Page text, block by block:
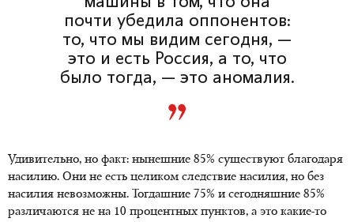
почти убедила оппонентов:
то, что мы видим сегодня, —
это и есть Россия, а то, что
было тогда, — это аномалия.
Удивительно, но факт: нынешние 85% существуют благодаря
насилию. Они не есть целиком следствие насилия, но без
насилия невозможны. Тогдашние 75% и сегодняшние 85%
различаются не на 10 процентных пунктов, а это какие-то